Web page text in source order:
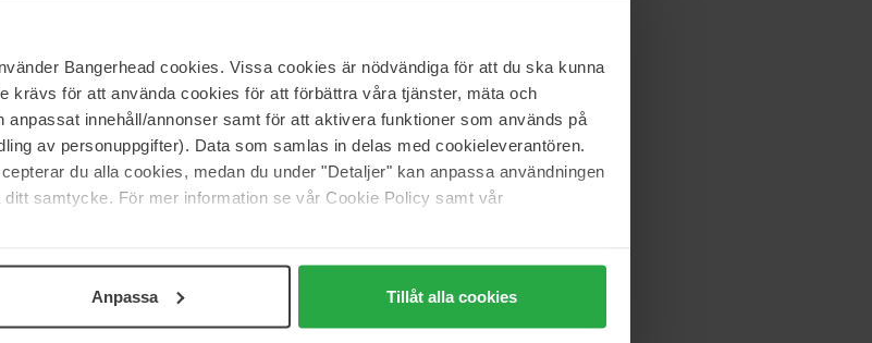
Bangerhead cookies. Vissa cookies är nödvändiga för att du ska kunna
krävs för att använda cookies för att förbättra våra tjänster, mäta och
innehåll/annonser samt för att aktivera funktioner som används på
av personuppgifter). Data som samlas in delas med cookieleverantören.
du alla cookies, medan du under "Detaljer" kan anpassa användningen
samtycke. För mer information se vår Cookie Policy samt vår
Anpassa Tillåt alla cookies